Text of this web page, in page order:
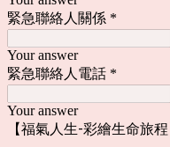
緊急聯絡人關係 *
Your answer
緊急聯絡人電話 *
Your answer
【福氣人生-彩繪生命旅